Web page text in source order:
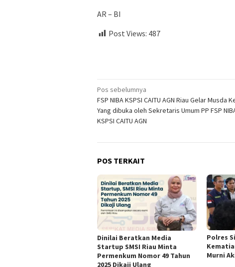
​AR – BI
Post Views: 487
Navigasi
pos
Pos sebelumnya
FSP NIBA KSPSI CAITU AGN Riau Gelar Musda
Yang dibuka oleh Sekretaris Umum PP FSP
KSPSI CAITU AGN
POS TERKAIT
Dinilai Beratkan Media
Startup SMSI Riau Minta
Permenkum Nomor 49 Tahun
2025 Dikaji Ulang
Polres
Murni